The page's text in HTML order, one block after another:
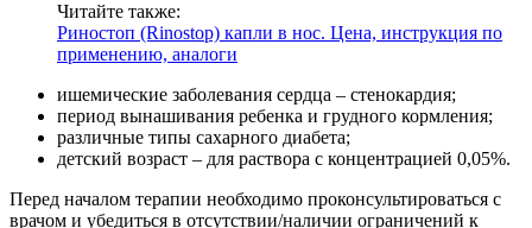
Читайте также:
Риностоп (Rinostop) капли в нос. Цена, инструкция по
применению, аналоги
ишемические заболевания сердца – стенокардия;
период вынашивания ребенка и грудного кормления;
различные типы сахарного диабета;
детский возраст – для раствора с концентрацией 0,05%.
Перед началом терапии необходимо проконсультироваться с
врачом и убедиться в отсутствии/наличии ограничений к